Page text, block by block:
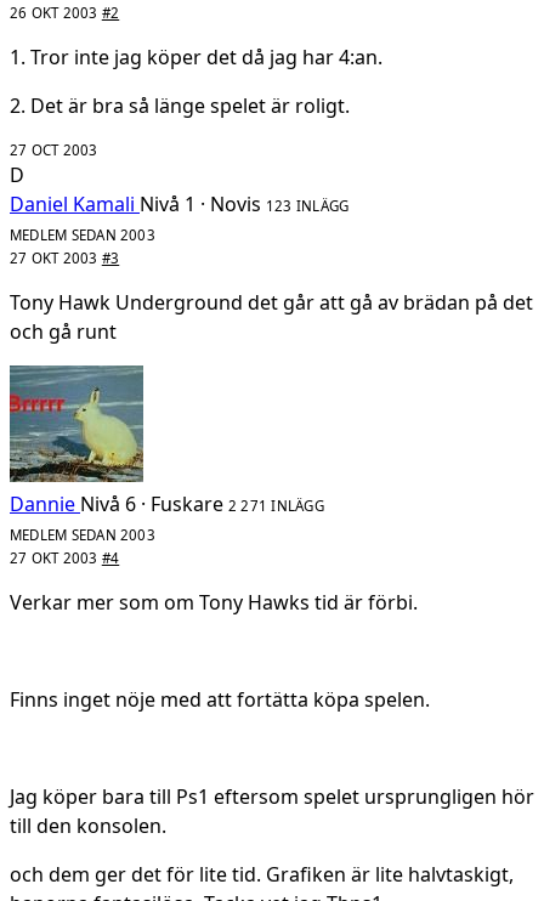
26 OKT 2003 #2
1. Tror inte jag köper det då jag har 4:an.
2. Det är bra så länge spelet är roligt.
27 OCT 2003
D
Daniel Kamali Nivå 1 · Novis 123 INLÄGG
MEDLEM SEDAN 2003
27 OKT 2003 #3
Tony Hawk Underground det går att gå av brädan på det
och gå runt
Dannie Nivå 6 · Fuskare 2 271 INLÄGG
MEDLEM SEDAN 2003
27 OKT 2003 #4
Verkar mer som om Tony Hawks tid är förbi.
Finns inget nöje med att fortätta köpa spelen.
Jag köper bara till Ps1 eftersom spelet ursprungligen hör
till den konsolen.
och dem ger det för lite tid. Grafiken är lite halvtaskigt,